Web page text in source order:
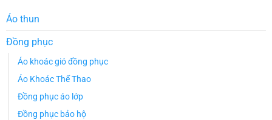
Áo thun
Đồng phục
Áo khoác gió đồng phục
Áo Khoác Thể Thao
Đồng phục áo lớp
Đồng phục bảo hộ